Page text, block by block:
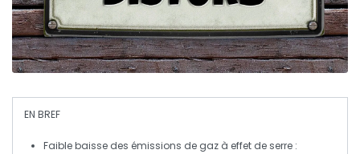
EN BREF
Faible baisse des émissions de gaz à effet de serre :